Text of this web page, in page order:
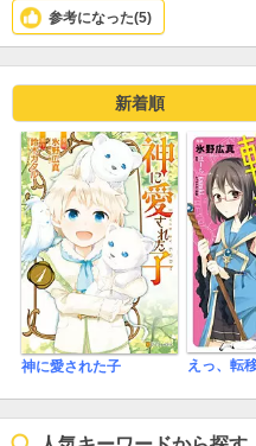
参考になった(5)
新着順
神に愛された子